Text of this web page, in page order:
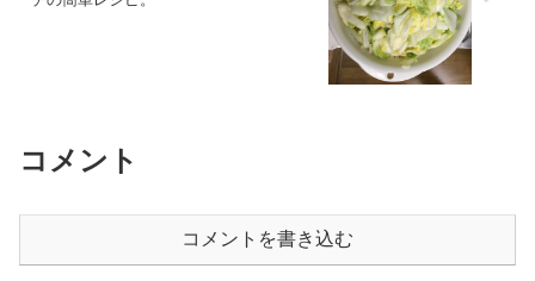
コメント
コメントを書き込む